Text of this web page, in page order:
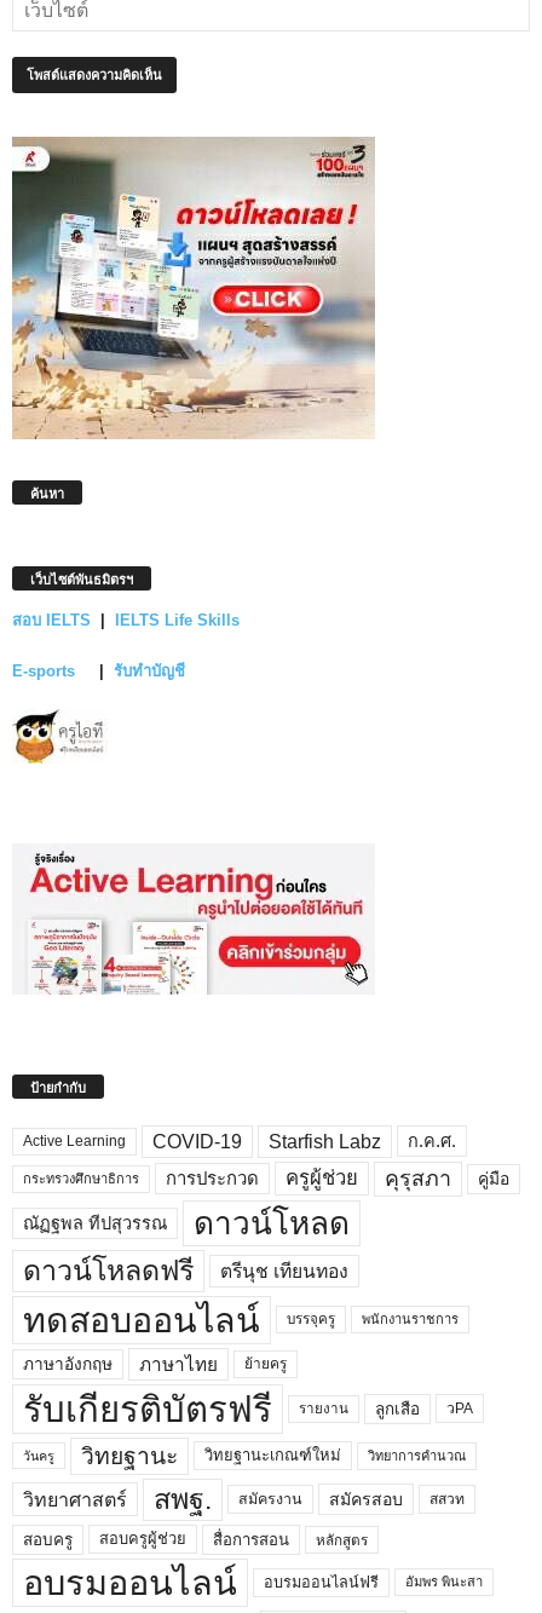
ค้นหา
เว็บไซต์พันธมิตรฯ
สอบ IELTS IELTS Life Skills
E-sports รับทำบัญชี
ป้ายกำกับ
Active Learning COVID-19 Starfish Labz ก.ค.ศ.
กระทรวงศึกษาธิการ การประกวด ครูผู้ช่วย คุรุสภา คู่มือ
ณัฏฐพล ทีปสุวรรณ ดาวน์โหลด
ดาวน์โหลดฟรี ตรีนุช เทียนทอง
ทดสอบออนไลน์ บรรจุครู พนักงานราชการ
ภาษาอังกฤษ ภาษาไทย ย้ายครู
รับเกียรติบัตรฟรี รายงาน ลูกเสือ วPA
วันครู วิทยฐานะ วิทยฐานะเกณฑ์ใหม่ วิทยาการคำนวณ
วิทยาศาสตร์ สพฐ. สมัครงาน สมัครสอบ สสวท
สอบครู สอบครูผู้ช่วย สื่อการสอน หลักสูตร
อบรมออนไลน์ อบรมออนไลน์ฟรี อัมพร พินะสา